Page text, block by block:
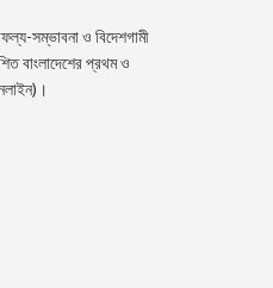
সম্ভাবনা ও বিদেশগামী
বাংলাদেশের প্রথম ও